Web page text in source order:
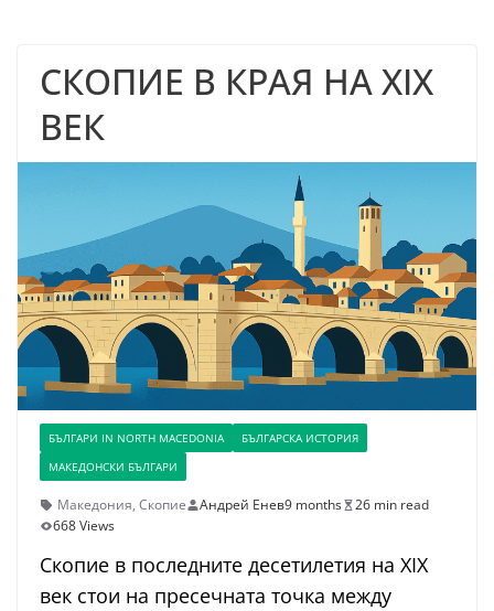
СКОПИЕ В КРАЯ НА XIX
ВЕК
БЪЛГАРИ IN NORTH MACEDONIA
БЪЛГАРСКА ИСТОРИЯ
МАКЕДОНСКИ БЪЛГАРИ
Македония, Скопие Андрей Енев9 months
26 min read
668 Views
Скопие в последните десетилетия на XIX
век стои на пресечната точка между